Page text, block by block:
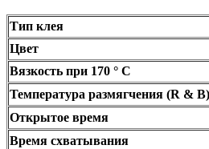
Тип клея
Цвет
Вязкость при 170 ° C
Температура размягчения (R & B)
Открытое время
Время схватывания